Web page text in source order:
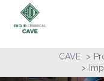
CAVE